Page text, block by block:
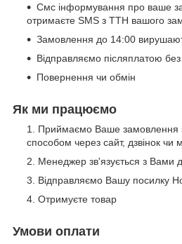
Смс інформування про ваше
отримаєте SMS з ТТН вашого
Замовлення до 14:00
Відправляємо післяплатою
Повернення чи обмін
Як ми працюємо
Приймаємо Ваше замовлення
способом через сайт, дзвінок чи
Менеджер зв'язується з Вами
Відправляємо Вашу посилку
Отримуєте товар
Умови оплати